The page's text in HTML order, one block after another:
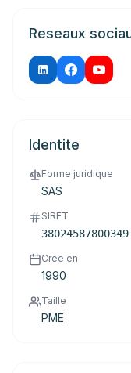
Reseaux
Identite
Forme juridique
SAS
SIRET
38024587800349
Cree en
1990
Taille
PME